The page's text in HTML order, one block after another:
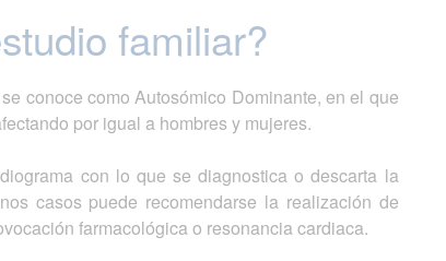
familiar?
conoce como Autosómico Dominante, en el que
por igual a hombres y mujeres.
con lo que se diagnostica o descarta la
casos puede recomendarse la realización de
farmacológica o resonancia cardiaca.